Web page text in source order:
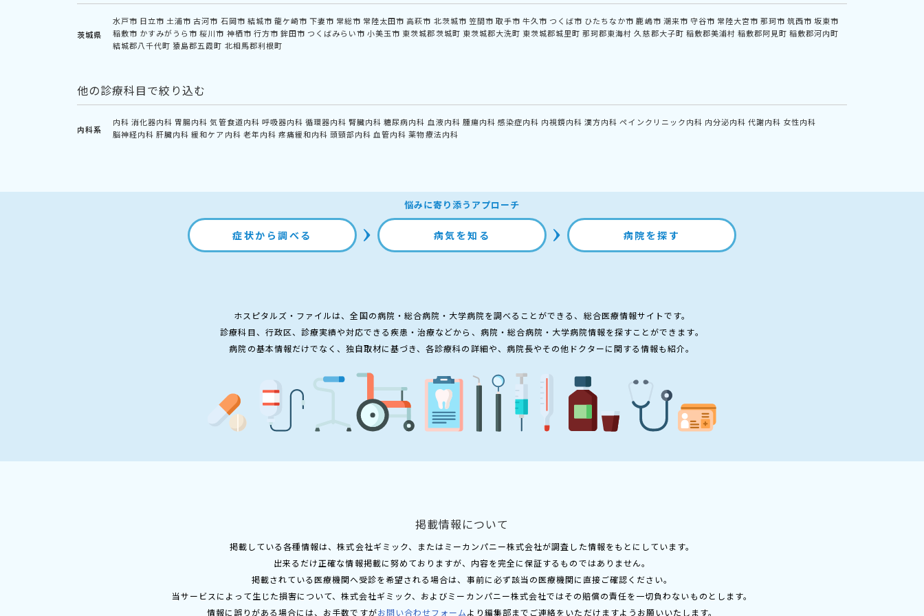
茨城県
水戸市 日立市 土浦市 古河市 石岡市 結城市 龍ケ崎市 下妻市 常総市 常陸太田市 高萩市 北茨城市 笠間市 取手市 牛久市 つくば市 ひたちなか市 鹿嶋市 潮来市 守谷市 常陸大宮市 那珂市 筑西市 坂東市
稲敷市 かすみがうら市 桜川市 神栖市 行方市 鉾田市 つくばみらい市 小美玉市 東茨城郡茨城町 東茨城郡大洗町 東茨城郡城里町 那珂郡東海村 久慈郡大子町 稲敷郡美浦村 稲敷郡阿見町 稲敷郡河内町
結城郡八千代町 猿島郡五霞町 北相馬郡利根町
他の診療科目で絞り込む
内科系
内科 消化器内科 胃腸内科 気管食道内科 呼吸器内科 循環器内科 腎臓内科 糖尿病内科 血液内科 腫瘍内科 感染症内科 内視鏡内科 漢方内科 ペインクリニック内科 内分泌内科 代謝内科 女性内科
脳神経内科 肝臓内科 緩和ケア内科 老年内科 疼痛緩和内科 頭頸部内科 血管内科 薬物療法内科
悩みに寄り添うアプローチ
症状から調べる 病気を知る 病院を探す
ホスピタルズ・ファイルは、全国の病院・総合病院・大学病院を調べることができる、総合医療情報サイトです。
診療科目、行政区、診療実績や対応できる疾患・治療などから、病院・総合病院・大学病院情報を探すことができます。
病院の基本情報だけでなく、独自取材に基づき、各診療科の詳細や、病院長やその他ドクターに関する情報も紹介。
掲載情報について
掲載している各種情報は、株式会社ギミック、またはミーカンパニー株式会社が調査した情報をもとにしています。
出来るだけ正確な情報掲載に努めておりますが、内容を完全に保証するものではありません。
掲載されている医療機関へ受診を希望される場合は、事前に必ず該当の医療機関に直接ご確認ください。
当サービスによって生じた損害について、株式会社ギミック、およびミーカンパニー株式会社ではその賠償の責任を一切負わないものとします。
情報に誤りがある場合には、お手数ですがお問い合わせフォームより編集部までご連絡をいただけますようお願いいたします。